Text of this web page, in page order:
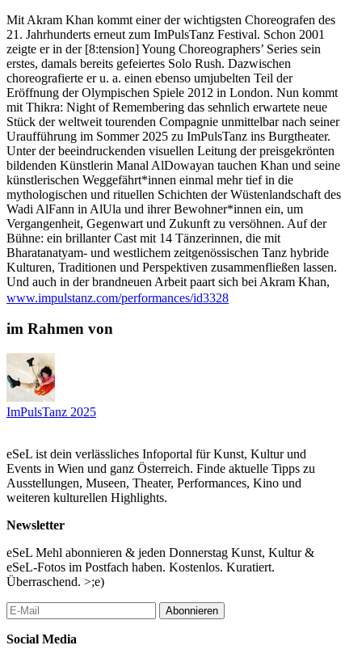
Mit Akram Khan kommt einer der wichtigsten Choreografen des
21. Jahrhunderts erneut zum ImPulsTanz Festival. Schon 2001
zeigte er in der [8:tension] Young Choreographers’ Series sein
erstes, damals bereits gefeiertes Solo Rush. Dazwischen
choreografierte er u. a. einen ebenso umjubelten Teil der
Eröffnung der Olympischen Spiele 2012 in London. Nun kommt
mit Thikra: Night of Remembering das sehnlich erwartete neue
Stück der weltweit tourenden Compagnie unmittelbar nach seiner
Uraufführung im Sommer 2025 zu ImPulsTanz ins Burgtheater.
Unter der beeindruckenden visuellen Leitung der preisgekrönten
bildenden Künstlerin Manal AlDowayan tauchen Khan und seine
künstlerischen Weggefährt*innen einmal mehr tief in die
mythologischen und rituellen Schichten der Wüstenlandschaft des
Wadi AlFann in AlUla und ihrer Bewohner*innen ein, um
Vergangenheit, Gegenwart und Zukunft zu versöhnen. Auf der
Bühne: ein brillanter Cast mit 14 Tänzerinnen, die mit
Bharatanatyam- und westlichem zeitgenössischen Tanz hybride
Kulturen, Traditionen und Perspektiven zusammenfließen lassen.
Und auch in der brandneuen Arbeit paart sich bei Akram Khan,
dem Ausnahmekünstler mit Wurzeln in Bangladesh, die Sorge um
musikalischen und visuellen Feuerwerk. Oder, um es mit den
großartige Weise von großen Dingen”.
Österreichische Erstaufführung
Dauer: 80 Min
Preise: 8 / 14 / 26 / 45 / 58 / 72 / 92 Euro
Die Performance enthält Theaternebel.
...Mehr lesen
www.impulstanz.com/performances/id3328
im Rahmen von
ImPulsTanz 2025
eSeL ist dein verlässliches Infoportal für Kunst, Kultur und
Events in Wien und ganz Österreich. Finde aktuelle Tipps zu
Ausstellungen, Museen, Theater, Performances, Kino und
weiteren kulturellen Highlights.
Newsletter
eSeL Mehl abonnieren & jeden Donnerstag Kunst, Kultur &
eSeL-Fotos im Postfach haben. Kostenlos. Kuratiert.
Überraschend. >;e)
Abonnieren
Social Media